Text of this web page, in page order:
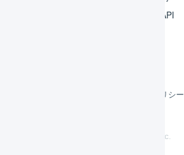
けAPI
プライバシーポリシー
LOGILESS Inc.